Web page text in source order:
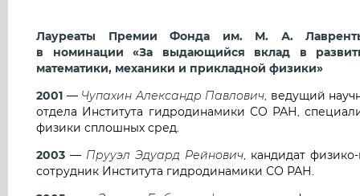
Лауреаты Премии Фонда им. М. А.
в номинации «За выдающийся вклад в
математики, механики и прикладной физики»
2001 — Чупахин Александр Павлович , ведущий
отдела Института гидродинамики СО РАН,
физики сплошных сред.
2003 — Прууэл Эдуард Рейнович , кандидат
сотрудник Института гидродинамики СО РАН.